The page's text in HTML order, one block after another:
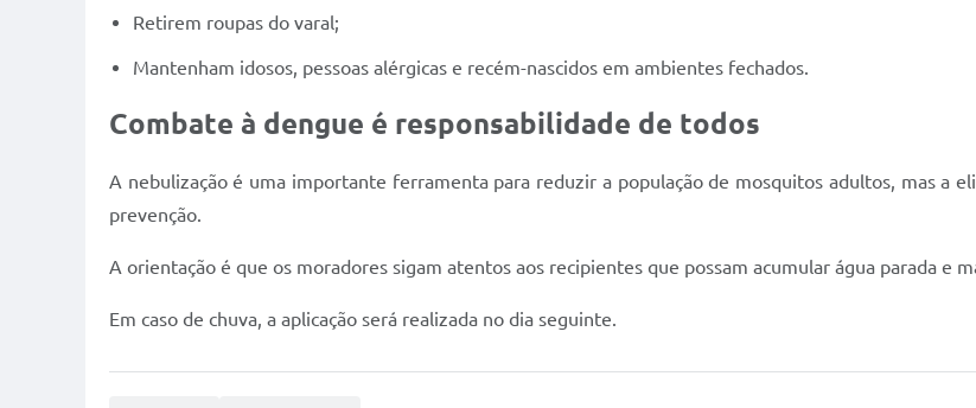
Retirem roupas do varal;
Mantenham idosos, pessoas alérgicas e recém-nascidos em ambientes fechados.
Combate à dengue é responsabilidade de todos
A nebulização é uma importante ferramenta para reduzir a população de mosquitos adultos, mas a
prevenção.
A orientação é que os moradores sigam atentos aos recipientes que possam acumular água parada e
Em caso de chuva, a aplicação será realizada no dia seguinte.